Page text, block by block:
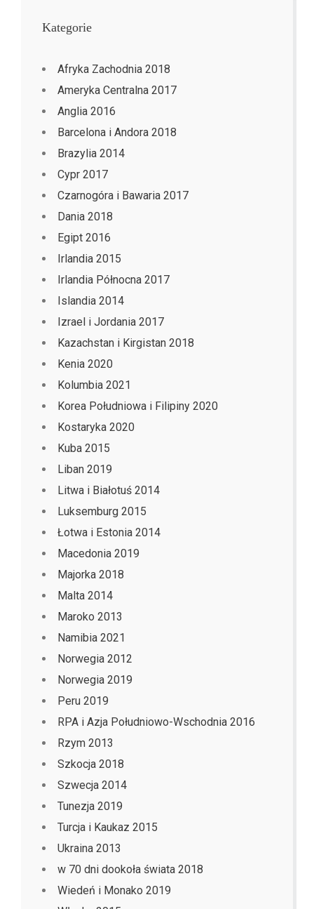
Kategorie
Afryka Zachodnia 2018
Ameryka Centralna 2017
Anglia 2016
Barcelona i Andora 2018
Brazylia 2014
Cypr 2017
Czarnogóra i Bawaria 2017
Dania 2018
Egipt 2016
Irlandia 2015
Irlandia Północna 2017
Islandia 2014
Izrael i Jordania 2017
Kazachstan i Kirgistan 2018
Kenia 2020
Kolumbia 2021
Korea Południowa i Filipiny 2020
Kostaryka 2020
Kuba 2015
Liban 2019
Litwa i Białotuś 2014
Luksemburg 2015
Łotwa i Estonia 2014
Macedonia 2019
Majorka 2018
Malta 2014
Maroko 2013
Namibia 2021
Norwegia 2012
Norwegia 2019
Peru 2019
RPA i Azja Południowo-Wschodnia 2016
Rzym 2013
Szkocja 2018
Szwecja 2014
Tunezja 2019
Turcja i Kaukaz 2015
Ukraina 2013
w 70 dni dookoła świata 2018
Wiedeń i Monako 2019